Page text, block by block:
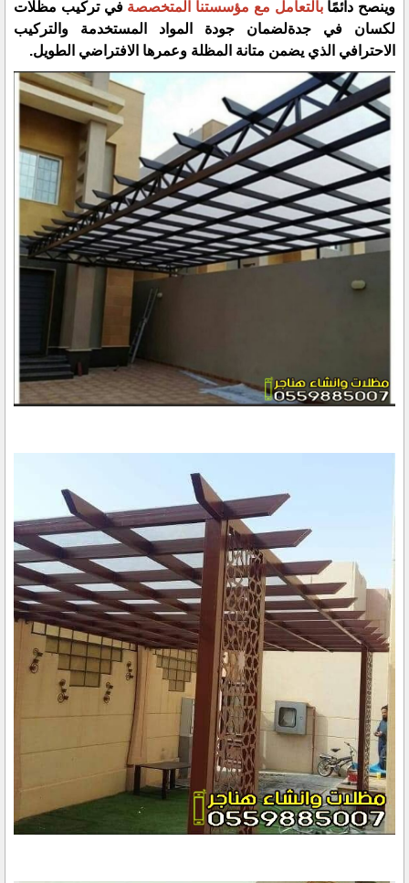
وينصح دائمًابالتعامل مع مؤسستنا المتخصصةفي تركيب مظلات
لكسان في جدةلضمان جودة المواد المستخدمة والتركيب
الاحترافي الذي يضمن متانة المظلة وعمرها الافتراضي الطويل.